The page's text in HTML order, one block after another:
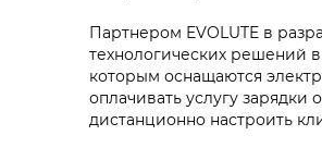
Партнером EVOLUTE в
технологических решений
которым оснащаются
оплачивать услугу
дистанционно настроить